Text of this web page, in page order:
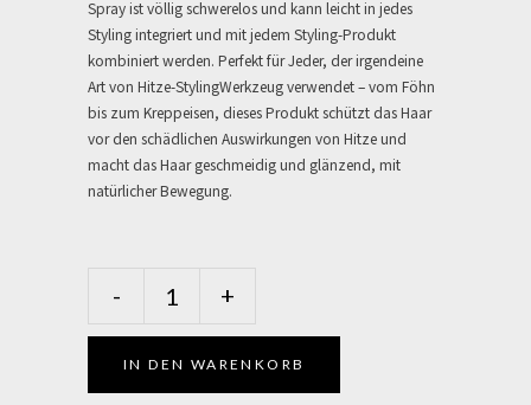
Spray ist völlig schwerelos und kann leicht in jedes
Styling integriert und mit jedem Styling-Produkt
kombiniert werden. Perfekt für Jeder, der irgendeine
Art von Hitze-StylingWerkzeug verwendet – vom Föhn
bis zum Kreppeisen, dieses Produkt schützt das Haar
vor den schädlichen Auswirkungen von Hitze und
macht das Haar geschmeidig und glänzend, mit
natürlicher Bewegung.
Perfect
Defence
quantity
- +
IN DEN WARENKORB